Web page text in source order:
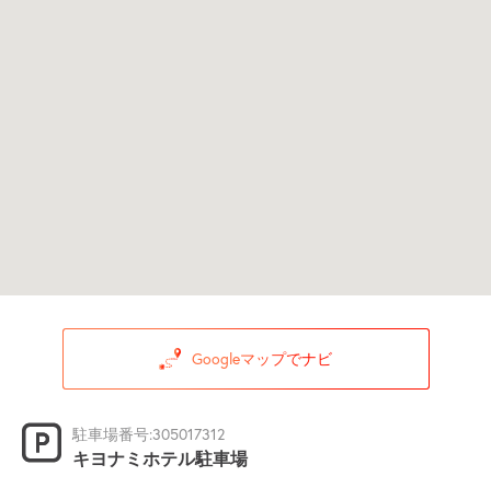
Googleマップでナビ
駐車場番号:305017312
キヨナミホテル駐車場